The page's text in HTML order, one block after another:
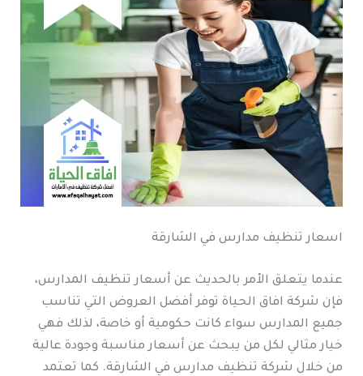
اسعار تنظيف مدارس في الشارقة
عندما يتعلق الأمر بالحديث عن أسعار تنظيف المدارس،
فإن شركة افاق الحياة توفر أفضل العروض التي تناسب
جميع المدارس سواء كانت حكومية أو خاصة، لذلك فهي
خيار مثالي لكل من يبحث عن أسعار مناسبة وجودة عالية
من خلال شركة تنظيف مدارس في الشارقة. كما تعتمد